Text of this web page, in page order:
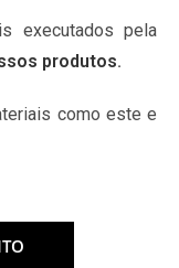
executados pela
produtos.
como este e